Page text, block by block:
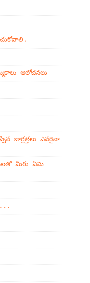
ఆలోచనలు
జాగ్రత్తలు ఎవరైనా
మీరు ఏమి